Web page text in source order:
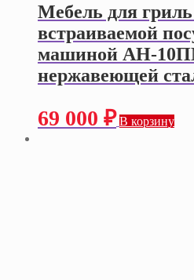
Мебель для
встраиваемой
машиной АН-
нержавеющей
69 000 ₽ В корзину